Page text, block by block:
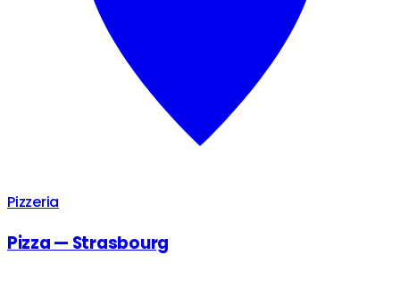
Pizzeria
Pizza — Strasbourg